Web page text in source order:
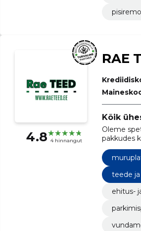
4.8 4 hinnangut
RAE
Kõik
Oleme
pakkudes
teede
ehitus-